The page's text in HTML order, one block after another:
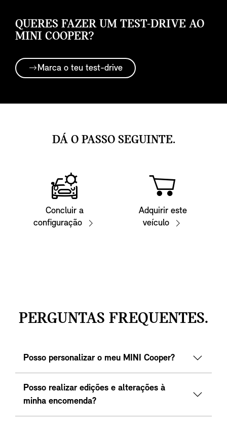
QUERES FAZER UM TEST-DRIVE AO
MINI COOPER?
Marca o teu test-drive
DÁ O PASSO SEGUINTE.
Concluir a
configuração
Adquirir este
veículo
PERGUNTAS FREQUENTES.
Posso personalizar o meu MINI Cooper?
Posso realizar edições e alterações à
minha encomenda?